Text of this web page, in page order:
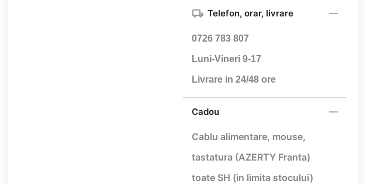
Telefon, orar, livrare
0726 783 807
Luni-Vineri 9-17
Livrare in 24/48 ore
Cadou
Cablu alimentare, mouse,
tastatura (AZERTY Franta)
toate SH (in limita stocului)